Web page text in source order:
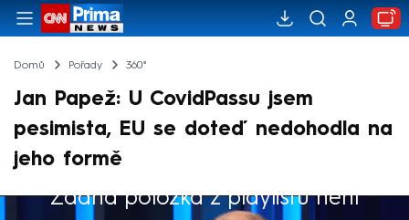
Domů Pořady 360°
Jan Papež: U CovidPassu jsem
pesimista, EU se doteď nedohodla na
jeho formě
Žádná položka z playlistu není
Výběr redakce